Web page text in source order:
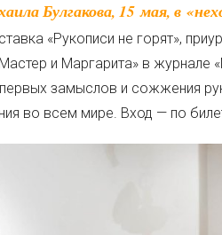
«Рукописи не горят»,
и Маргарита» в журнале
замыслов и сожжения
во всем мире. Вход — по